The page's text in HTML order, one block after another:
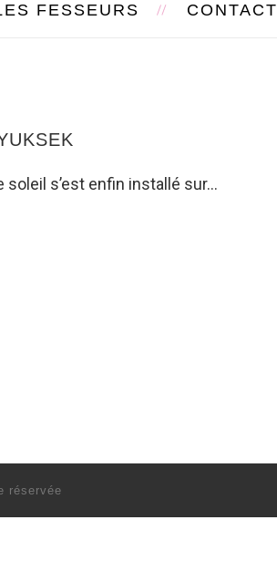
FESSEURS CONTACT
soleil s’est enfin installé sur…
réservée